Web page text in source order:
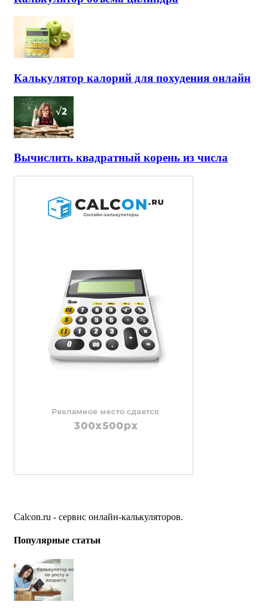
Калькулятор калорий для похудения онлайн
Вычислить квадратный корень из числа
Calcon.ru - сервис онлайн-калькуляторов.
Популярные статьи